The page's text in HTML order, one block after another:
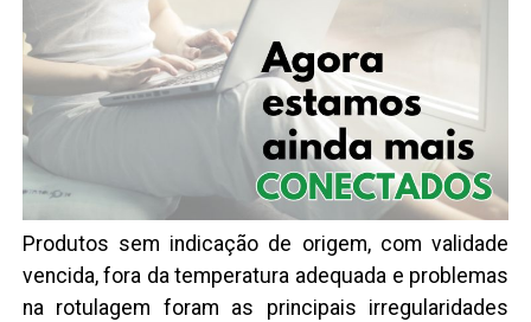
Produtos sem indicação de origem, com validade
vencida, fora da temperatura adequada e problemas
na rotulagem foram as principais irregularidades